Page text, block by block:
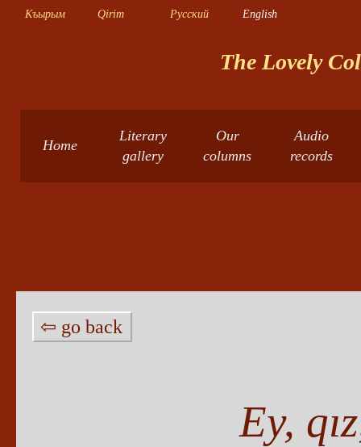
Къырым Qirim Русский English
The Lovely
Home
Literary
gallery
Our
columns
Audio
records
⇦ go back
Ey,